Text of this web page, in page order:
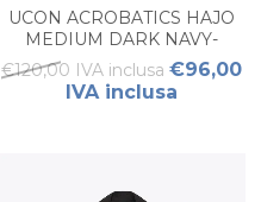
UCON ACROBATICS HAJO
MEDIUM DARK NAVY-
LIGHT GREY
€120,00 IVA inclusa €96,00
IVA inclusa